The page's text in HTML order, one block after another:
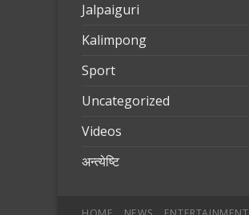
Jalpaiguri
Kalimpong
Sport
Uncategorized
Videos
अन्त्येष्टि